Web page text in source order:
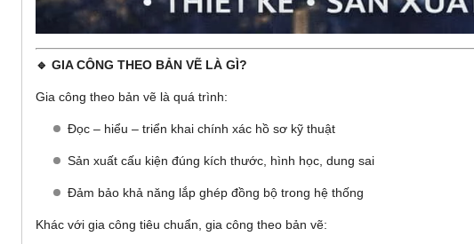
🔹 GIA CÔNG THEO BẢN VẼ LÀ GÌ?
Gia công theo bản vẽ là quá trình:
Đọc – hiểu – triển khai chính xác hồ sơ kỹ thuật
Sản xuất cấu kiện đúng kích thước, hình học, dung sai
Đảm bảo khả năng lắp ghép đồng bộ trong hệ thống
Khác với gia công tiêu chuẩn, gia công theo bản vẽ: